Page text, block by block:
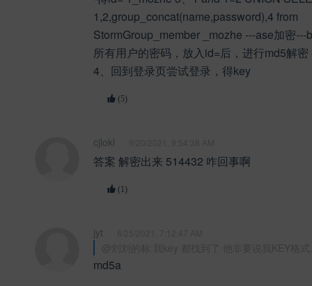
1,2,group_concat(name,password),4 from
StormGroup_member _mozhe ---ase加密---
所有用户的密码，放入id=后，进行md5解
4、回到登录页尝试登录，得key
(5)
cjlokl
答案 解密出来 514432 咋回事啊
(1)
jyt
md5a